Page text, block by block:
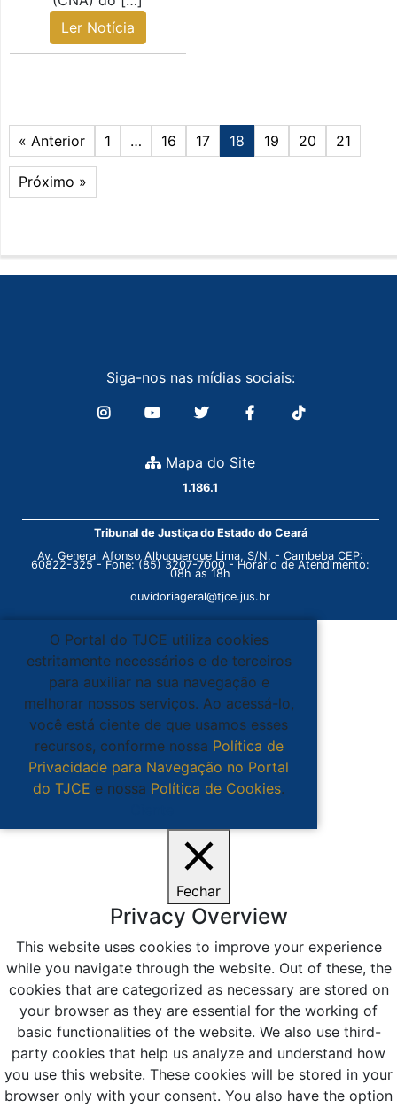
Ler Notícia
« Anterior 1 … 16 17 18 19 20 21
Próximo »
Siga-nos nas mídias sociais:
Mapa do Site
1.186.1
Tribunal de Justiça do Estado do Ceará
Av. General Afonso Albuquerque Lima, S/N. - Cambeba CEP:
60822-325 - Fone: (85) 3207-7000 - Horário de Atendimento:
08h às 18h
ouvidoriageral@tjce.jus.br
O Portal do TJCE utiliza cookies
estritamente necessários e de terceiros
para auxiliar na sua navegação e
melhorar nossos serviços. Ao acessá-lo,
você está ciente de que usamos esses
recursos, conforme nossa Política de
Privacidade para Navegação no Portal
do TJCE e nossa Política de Cookies.
Fechar
Privacy Overview
This website uses cookies to improve your experience
while you navigate through the website. Out of these, the
cookies that are categorized as necessary are stored on
your browser as they are essential for the working of
basic functionalities of the website. We also use third-
party cookies that help us analyze and understand how
you use this website. These cookies will be stored in your
browser only with your consent. You also have the option